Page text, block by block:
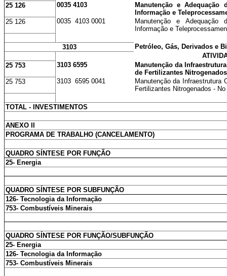
25 126 0035 4103
Manutenção e Adequação
Informação e
25 126
0035 4103 0001
Manutenção e Adequação
Informação e
3103
Petróleo, Gás, Derivados e
25 753
3103 6595
Manutenção da
de Fertilizantes Nitrogenados
25 753
3103 6595 0041
Manutenção da Infraestrutura
Fertilizantes Nitrogenados -
TOTAL - INVESTIMENTOS
ANEXO II
PROGRAMA DE TRABALHO (CANCELAMENTO)
QUADRO SÍNTESE POR FUNÇÃO
25- Energia
QUADRO SÍNTESE POR SUBFUNÇÃO
126- Tecnologia da Informação
753- Combustíveis Minerais
QUADRO SÍNTESE POR FUNÇÃO/SUBFUNÇÃO
25- Energia
126- Tecnologia da Informação
753- Combustíveis Minerais